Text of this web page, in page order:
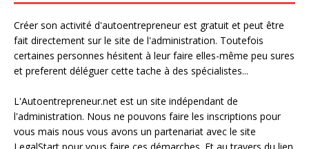
Créer son activité d'autoentrepreneur est gratuit et peut être
fait directement sur le site de l'administration. Toutefois
certaines personnes hésitent à leur faire elles-même peu sures
et preferent déléguer cette tache à des spécialistes...
L'Autoentrepreneur.net est un site indépendant de
l'administration. Nous ne pouvons faire les inscriptions pour
vous mais nous vous avons un partenariat avec le site